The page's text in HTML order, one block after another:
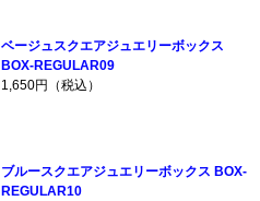
ベージュスクエアジュエリーボックス
BOX-REGULAR09
1,650円（税込）
ブルースクエアジュエリーボックス BOX-
REGULAR10